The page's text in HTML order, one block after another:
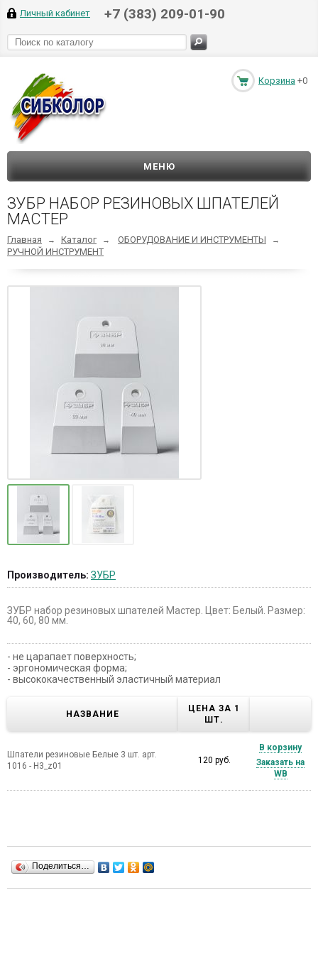
Личный кабинет +7 (383) 209-01-90
Корзина +0
МЕНЮ
ЗУБР НАБОР РЕЗИНОВЫХ ШПАТЕЛЕЙ
МАСТЕР
Главная → Каталог → ОБОРУДОВАНИЕ И ИНСТРУМЕНТЫ →
РУЧНОЙ ИНСТРУМЕНТ
Производитель: ЗУБР
ЗУБР набор резиновых шпателей Мастер. Цвет: Белый. Размер:
40, 60, 80 мм.
- не царапает поверхность;
- эргономическая форма;
- высококачественный эластичный материал
НАЗВАНИЕ
ЦЕНА ЗА 1
ШТ.
Шпатели резиновые Белые 3 шт. арт.
1016 - Н3_z01
120 руб.
В корзину
Заказать на
WB
Поделиться…